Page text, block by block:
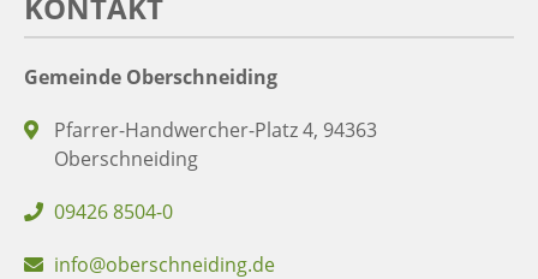
Gemeinde Oberschneiding
Pfarrer-Handwercher-Platz 4, 94363
Oberschneiding
09426 8504-0
info@oberschneiding.de